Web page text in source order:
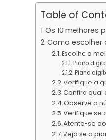
Table of
Os 10 melhores
Como escolher
Escolha o
Piano
Piano
Verifique a
Confira qual
Observe o
Verifique se
Atente-se
Veja se o